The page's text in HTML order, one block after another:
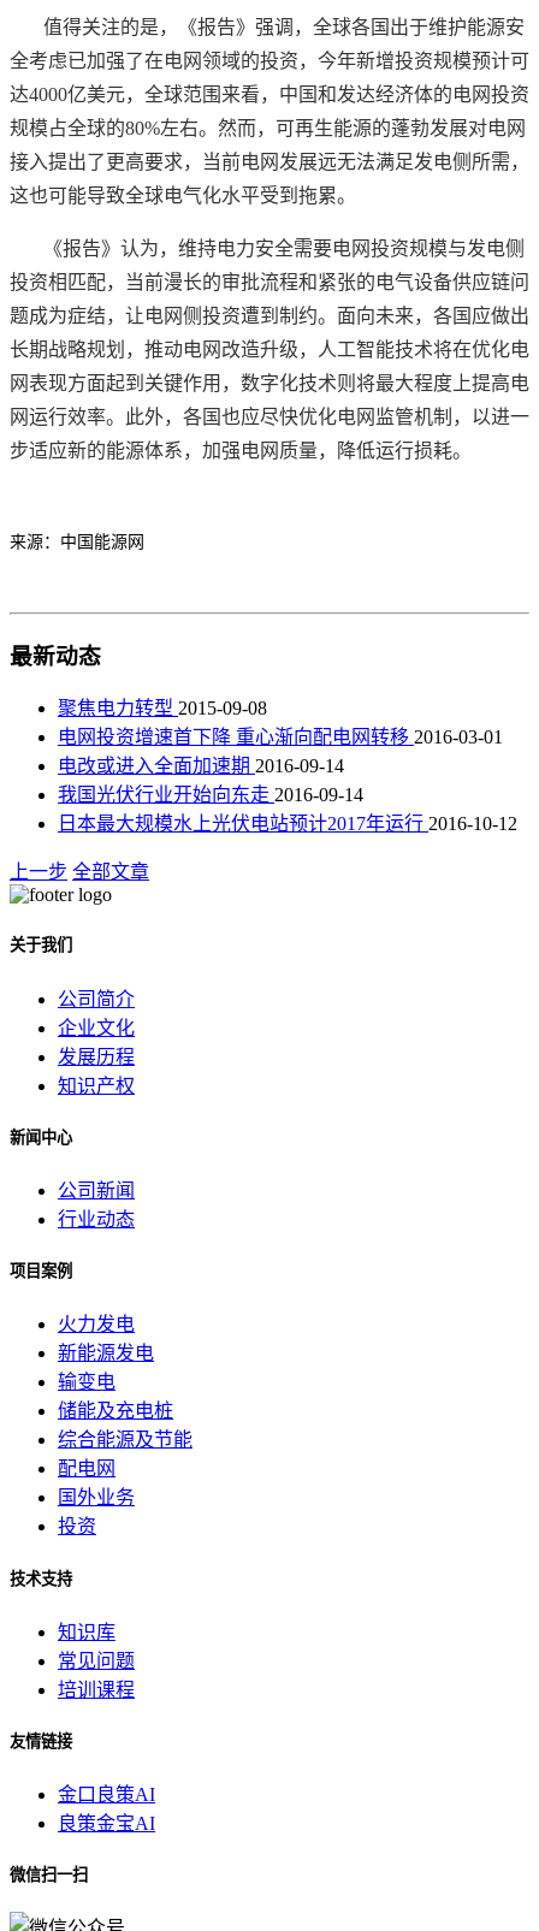
值得关注的是，《报告》强调，全球各国出于维护能源安
全考虑已加强了在电网领域的投资，今年新增投资规模预计可
达4000亿美元，全球范围来看，中国和发达经济体的电网投资
规模占全球的80%左右。然而，可再生能源的蓬勃发展对电网
接入提出了更高要求，当前电网发展远无法满足发电侧所需，
这也可能导致全球电气化水平受到拖累。
《报告》认为，维持电力安全需要电网投资规模与发电侧
投资相匹配，当前漫长的审批流程和紧张的电气设备供应链问
题成为症结，让电网侧投资遭到制约。面向未来，各国应做出
长期战略规划，推动电网改造升级，人工智能技术将在优化电
网表现方面起到关键作用，数字化技术则将最大程度上提高电
网运行效率。此外，各国也应尽快优化电网监管机制，以进一
步适应新的能源体系，加强电网质量，降低运行损耗。
来源：中国能源网
最新动态
聚焦电力转型 2015-09-08
电网投资增速首下降 重心渐向配电网转移 2016-03-01
电改或进入全面加速期 2016-09-14
我国光伏行业开始向东走 2016-09-14
日本最大规模水上光伏电站预计2017年运行 2016-10-12
上一步 全部文章
关于我们
公司简介
企业文化
发展历程
知识产权
新闻中心
公司新闻
行业动态
项目案例
火力发电
新能源发电
输变电
储能及充电桩
综合能源及节能
配电网
国外业务
投资
技术支持
知识库
常见问题
培训课程
友情链接
金口良策AI
良策金宝AI
微信扫一扫